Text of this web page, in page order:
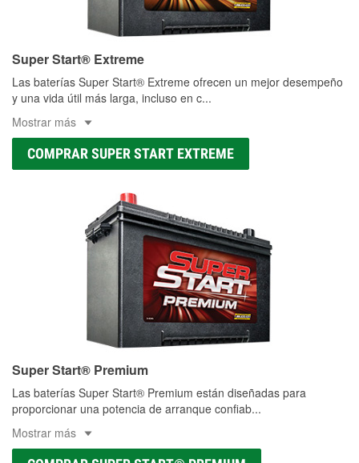
Super Start® Extreme
Las baterías Super Start® Extreme ofrecen un mejor desempeño
y una vida útil más larga, incluso en c...
Mostrar más
COMPRAR SUPER START EXTREME
Super Start® Premium
Las baterías Super Start® Premium están diseñadas para
proporcionar una potencia de arranque confiab...
Mostrar más